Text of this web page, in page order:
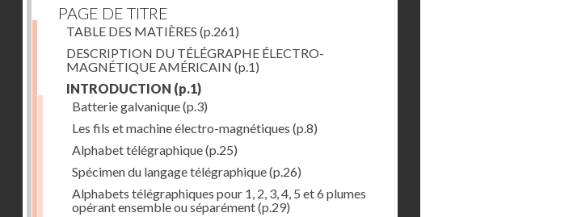
PAGE DE TITRE
TABLE DES MATIÈRES (p.261)
DESCRIPTION DU TÉLÉGRAPHE ÉLECTRO-
MAGNÉTIQUE AMÉRICAIN (p.1)
INTRODUCTION (p.1)
Batterie galvanique(p.3)
Les fils et machine électro-magnétiques (p.8)
Alphabet télégraphique(p.25)
Spécimen du langage télégraphique(p.26)
Alphabets télégraphiques pour 1, 2, 3, 4, 5 et 6 plumes
opérant ensemble ou séparément(p.29)